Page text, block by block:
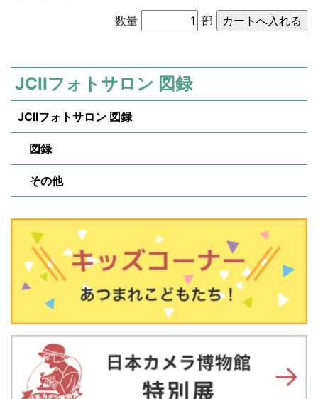
数量 部
JCIIフォトサロン 図録
JCIIフォトサロン 図録
図録
その他